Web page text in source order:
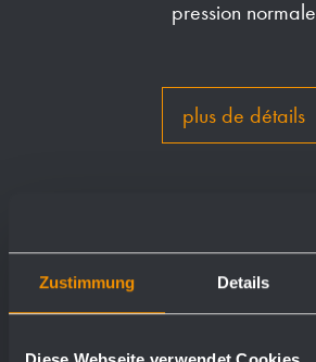
Zustimmung Details
pression normale
plus de détails